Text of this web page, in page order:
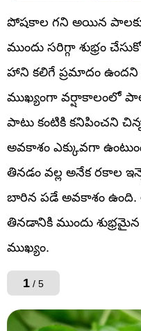
పోషకాల గని అయిన
ముందు సరిగ్గా శుభ్రం
హాని కలిగే ప్రమాదం ఉందని
ముఖ్యంగా వర్షాకాలంలో
పాటు కంటికి కనిపించని
అవకాశం ఎక్కువగా
తినడం వల్ల అనేక రకాల
బారిన పడే అవకాశం ఉంది.
తినడానికి ముందు
ముఖ్యం.
1 / 5